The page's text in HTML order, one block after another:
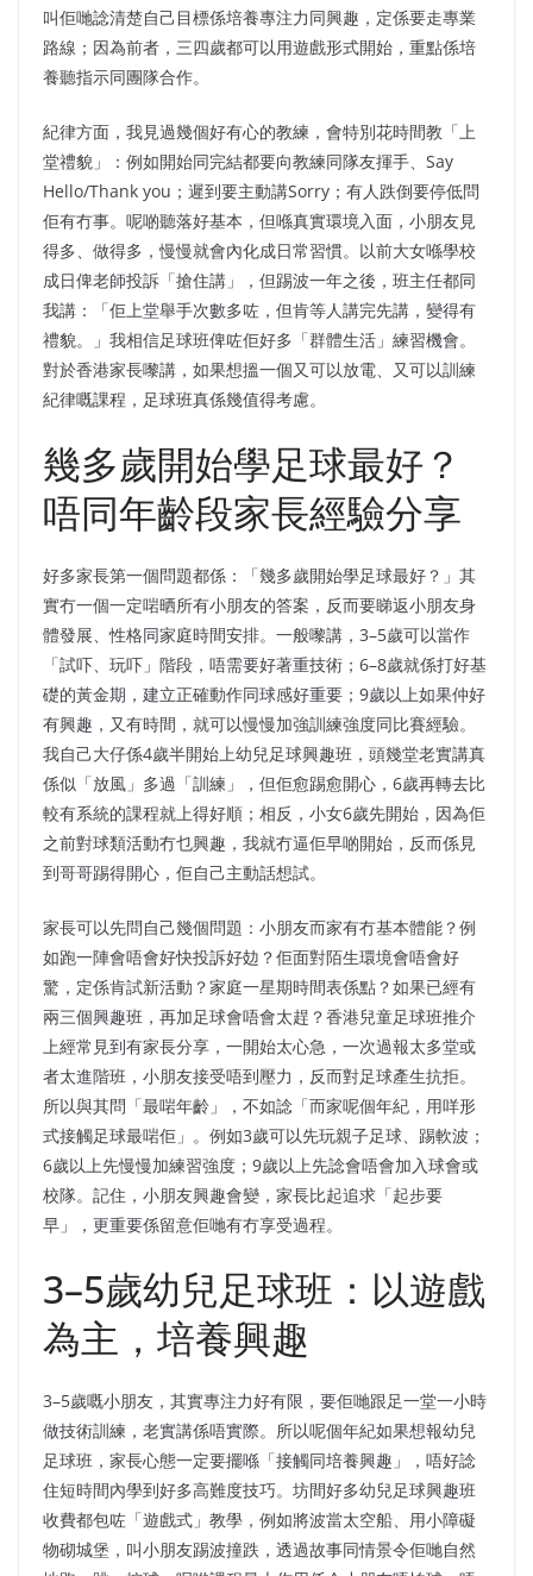
叫佢哋諗清楚自己目標係培養專注力同興趣，定係要走專業
路線；因為前者，三四歲都可以用遊戲形式開始，重點係培
養聽指示同團隊合作。
紀律方面，我見過幾個好有心的教練，會特別花時間教「上
堂禮貌」：例如開始同完結都要向教練同隊友揮手、Say
Hello/Thank you；遲到要主動講Sorry；有人跌倒要停低問
佢有冇事。呢啲聽落好基本，但喺真實環境入面，小朋友見
得多、做得多，慢慢就會內化成日常習慣。以前大女喺學校
成日俾老師投訴「搶住講」，但踢波一年之後，班主任都同
我講：「佢上堂舉手次數多咗，但肯等人講完先講，變得有
禮貌。」我相信足球班俾咗佢好多「群體生活」練習機會。
對於香港家長嚟講，如果想搵一個又可以放電、又可以訓練
紀律嘅課程，足球班真係幾值得考慮。
幾多歲開始學足球最好？
唔同年齡段家長經驗分享
好多家長第一個問題都係：「幾多歲開始學足球最好？」其
實冇一個一定啱晒所有小朋友的答案，反而要睇返小朋友身
體發展、性格同家庭時間安排。一般嚟講，3–5歲可以當作
「試吓、玩吓」階段，唔需要好著重技術；6–8歲就係打好基
礎的黃金期，建立正確動作同球感好重要；9歲以上如果仲好
有興趣，又有時間，就可以慢慢加強訓練強度同比賽經驗。
我自己大仔係4歲半開始上幼兒足球興趣班，頭幾堂老實講真
係似「放風」多過「訓練」，但佢愈踢愈開心，6歲再轉去比
較有系統的課程就上得好順；相反，小女6歲先開始，因為佢
之前對球類活動冇乜興趣，我就冇逼佢早啲開始，反而係見
到哥哥踢得開心，佢自己主動話想試。
家長可以先問自己幾個問題：小朋友而家有冇基本體能？例
如跑一陣會唔會好快投訴好攰？佢面對陌生環境會唔會好
驚，定係肯試新活動？家庭一星期時間表係點？如果已經有
兩三個興趣班，再加足球會唔會太趕？香港兒童足球班推介
上經常見到有家長分享，一開始太心急，一次過報太多堂或
者太進階班，小朋友接受唔到壓力，反而對足球產生抗拒。
所以與其問「最啱年齡」，不如諗「而家呢個年紀，用咩形
式接觸足球最啱佢」。例如3歲可以先玩親子足球、踢軟波；
6歲以上先慢慢加練習強度；9歲以上先諗會唔會加入球會或
校隊。記住，小朋友興趣會變，家長比起追求「起步要
早」，更重要係留意佢哋有冇享受過程。
3–5歲幼兒足球班：以遊戲
為主，培養興趣
3–5歲嘅小朋友，其實專注力好有限，要佢哋跟足一堂一小時
做技術訓練，老實講係唔實際。所以呢個年紀如果想報幼兒
足球班，家長心態一定要擺喺「接觸同培養興趣」，唔好諗
住短時間內學到好多高難度技巧。坊間好多幼兒足球興趣班
收費都包咗「遊戲式」教學，例如將波當太空船、用小障礙
物砌城堡，叫小朋友踢波撞跌，透過故事同情景令佢哋自然